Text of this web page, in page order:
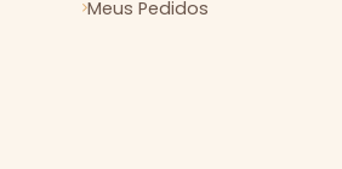
Meus Pedidos